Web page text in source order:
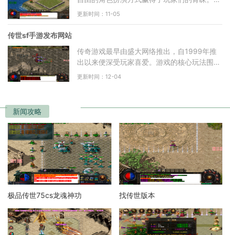
家可以选择不同的职业，如战士、法师和道
更新时间：11-05
传世sf手游发布网站
传奇游戏最早由盛大网络推出，自1999年推
出以来便深受玩家喜爱。游戏的核心玩法围绕
着角色扮演、打怪升级、装备交易等基本要
更新时间：12-04
新闻攻略
极品传世75cs龙魂神功 找传世版本